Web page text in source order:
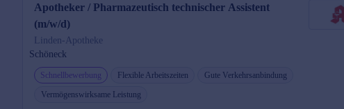
Apotheker / Pharmazeutisch technischer Assistent
(m/w/d)
Linden-Apotheke
Schöneck
Schnellbewerbung Flexible Arbeitszeiten
Gute Verkehrsanbindung
Vermögenswirksame Leistung